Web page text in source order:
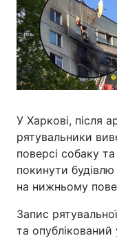
У Харкові, після
рятувальники
поверсі собаку
покинути
на нижньому
Запис
та